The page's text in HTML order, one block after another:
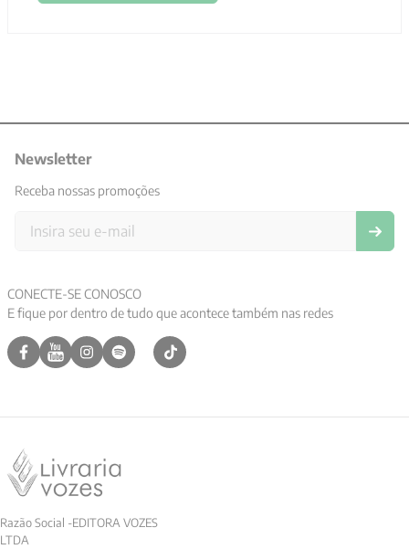
Newsletter
Receba nossas promoções
CONECTE-SE CONOSCO
E fique por dentro de tudo que acontece também nas redes
Razão Social -EDITORA VOZES
LTDA